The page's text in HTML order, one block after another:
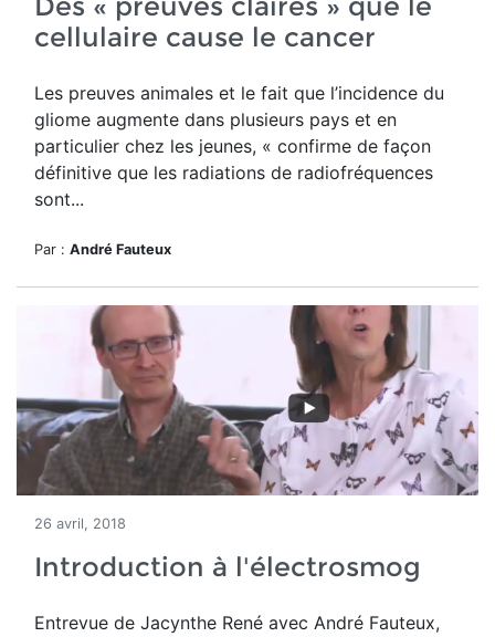
cellulaire cause le cancer
Les preuves animales et le fait que l’incidence du
gliome augmente dans plusieurs pays et en
particulier chez les jeunes, « confirme de façon
définitive que les radiations de radiofréquences
sont...
Par : André Fauteux
26 avril, 2018
Introduction à l'électrosmog
Entrevue de Jacynthe René avec André Fauteux,